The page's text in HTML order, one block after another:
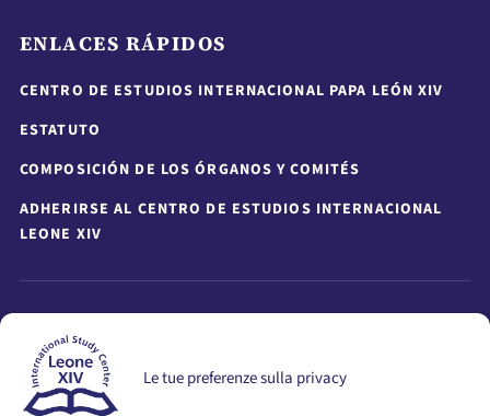
Le tue preferenze sulla privacy
ENLACES RÁPIDOS
CENTRO DE ESTUDIOS INTERNACIONAL PAPA LEÓN XIV
ESTATUTO
COMPOSICIÓN DE LOS ÓRGANOS Y COMITÉS
ADHERIRSE AL CENTRO DE ESTUDIOS INTERNACIONAL
LEONE XIV
MANTÉNGASE INFORMADO
Manténgase informado sobre actividades, eventos,
seminarios y publicaciones.